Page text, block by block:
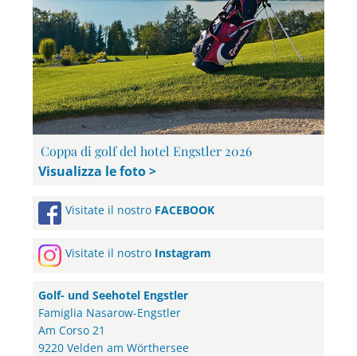
Coppa di golf del hotel Engstler 2026
Visualizza le foto >
Visitate il nostro FACEBOOK
Visitate il nostro Instagram
Golf- und Seehotel Engstler
Famiglia Nasarow-Engstler
Am Corso 21
9220 Velden am Wörthersee